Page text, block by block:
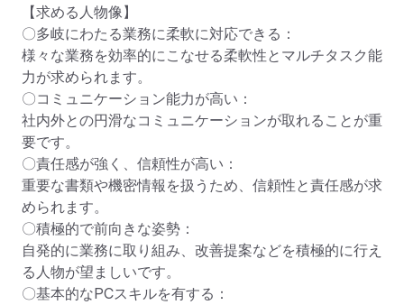
【求める人物像】
〇多岐にわたる業務に柔軟に対応できる：
様々な業務を効率的にこなせる柔軟性とマルチタスク能
力が求められます。
〇コミュニケーション能力が高い：
社内外との円滑なコミュニケーションが取れることが重
要です。
〇責任感が強く、信頼性が高い：
重要な書類や機密情報を扱うため、信頼性と責任感が求
められます。
〇積極的で前向きな姿勢：
自発的に業務に取り組み、改善提案などを積極的に行え
る人物が望ましいです。
〇基本的なPCスキルを有する：